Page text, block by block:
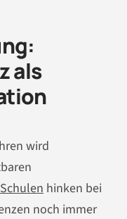
als
wird
hinken bei
noch immer